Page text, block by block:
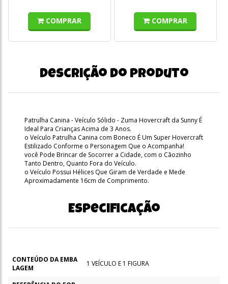
COMPRAR COMPRAR
Descrição do produto
Patrulha Canina - Veículo Sólido - Zuma Hovercraft da Sunny É
Ideal Para Crianças Acima de 3 Anos.
o Veículo Patrulha Canina com Boneco É Um Super Hovercraft
Estilizado Conforme o Personagem Que o Acompanha!
você Pode Brincar de Socorrer a Cidade, com o Cãozinho
Tanto Dentro, Quanto Fora do Veículo.
o Veículo Possui Hélices Que Giram de Verdade e Mede
Aproximadamente 16cm de Comprimento.
Especificação
CONTEÚDO DA EMBA
LAGEM
1 VEÍCULO E 1 FIGURA